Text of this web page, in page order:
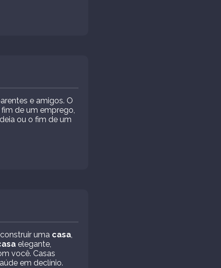
e amigos. O
de um emprego,
ou o fim de um
uma casa,
elegante,
você. Casas
em declínio.